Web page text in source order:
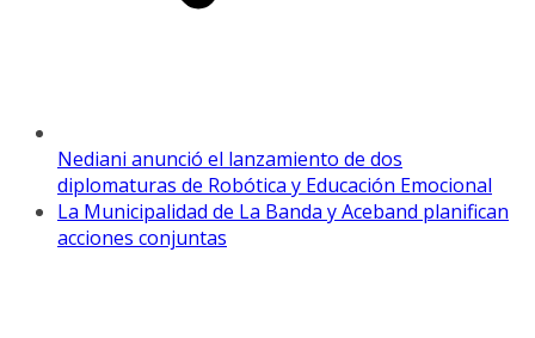
Nediani anunció el lanzamiento de dos
diplomaturas de Robótica y Educación Emocional
La Municipalidad de La Banda y Aceband planifican
acciones conjuntas